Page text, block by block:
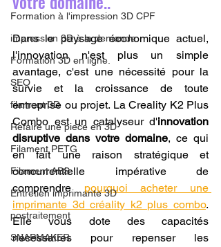
Formation à l'impression 3D CPF
impression 3D à la demande
Formation 3D en ligne.
SEO
filament 3D
Refaire une piece en 3D
Filament PETG
Filament ABS
Entretien imprimante 3D
postraitement
SNAPMAKER
Dans le paysage économique actuel,
l'innovation n'est plus un simple
avantage, c'est une nécessité pour la
survie et la croissance de toute
entreprise ou projet. La Creality K2 Plus
Combo est un catalyseur d'innovation
disruptive dans votre domaine, ce qui
en fait une raison stratégique et
concurrentielle impérative de
comprendre pourquoi acheter une
imprimante 3d créality k2 plus combo.
Elle vous dote des capacités
nécessaires pour repenser les